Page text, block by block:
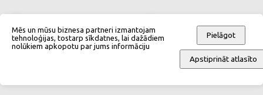
Mēs un mūsu biznesa partneri izmantojam
tehnoloģijas, tostarp sīkdatnes, lai dažādiem
nolūkiem apkopotu par jums informāciju
Pielāgot
Apstiprināt atlasīto